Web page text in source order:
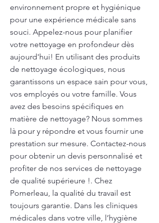
environnement propre et hygiénique
pour une expérience médicale sans
souci. Appelez-nous pour planifier
votre nettoyage en profondeur dès
aujourd'hui! En utilisant des produits
de nettoyage écologiques, nous
garantissons un espace sain pour vous,
vos employés ou votre famille. Vous
avez des besoins spécifiques en
matière de nettoyage? Nous sommes
là pour y répondre et vous fournir une
prestation sur mesure. Contactez-nous
pour obtenir un devis personnalisé et
profiter de nos services de nettoyage
de qualité supérieure !. Chez
Pomerleau, la qualité du travail est
toujours garantie. Dans les cliniques
médicales dans votre ville, l’hygiène